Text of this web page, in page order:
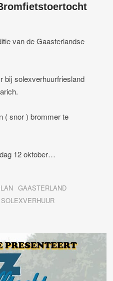
van de Gaasterlandse
bij solexverhuurfriesland
( snor ) brommer te
12 oktober…
GAASTERLAND
SOLEXVERHUUR